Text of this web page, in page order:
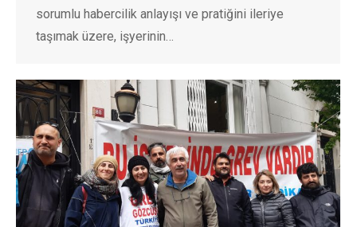
sorumlu habercilik anlayışı ve pratiğini ileriye
taşımak üzere, işyerinin…